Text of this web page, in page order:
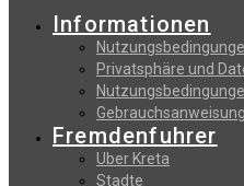
Informationen
Privatsphäre und
Fremdenfuhrer
Uber Kreta
Stadte